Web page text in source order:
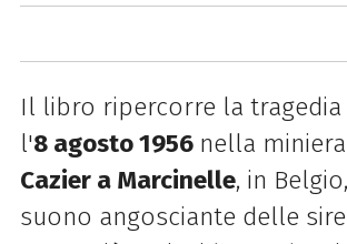
Il libro ripercorre la tragedia
l'8 agosto 1956 nella miniera
Cazier a Marcinelle, in
suono angosciante delle